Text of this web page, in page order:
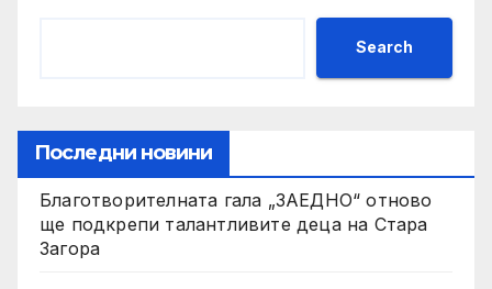
Search
Последни новини
Благотворителната гала „ЗАЕДНО“ отново
ще подкрепи талантливите деца на Стара
Загора